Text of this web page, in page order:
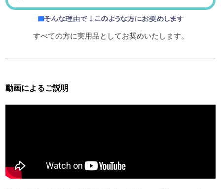
すべての方に実用品としてお奨めいたします。
動画によるご説明